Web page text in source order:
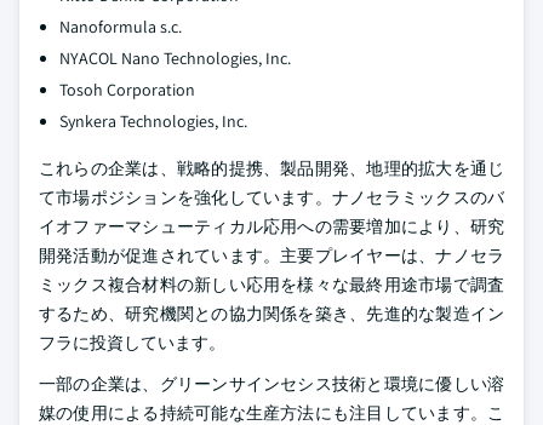
Nanoformula s.c.
NYACOL Nano Technologies, Inc.
Tosoh Corporation
Synkera Technologies, Inc.
これらの企業は、戦略的提携、製品開発、地理的拡大を通じ
て市場ポジションを強化しています。ナノセラミックスのバ
イオファーマシューティカル応用への需要増加により、研究
開発活動が促進されています。主要プレイヤーは、ナノセラ
ミックス複合材料の新しい応用を様々な最終用途市場で調査
するため、研究機関との協力関係を築き、先進的な製造イン
フラに投資しています。
一部の企業は、グリーンサインセシス技術と環境に優しい溶
媒の使用による持続可能な生産方法にも注目しています。こ